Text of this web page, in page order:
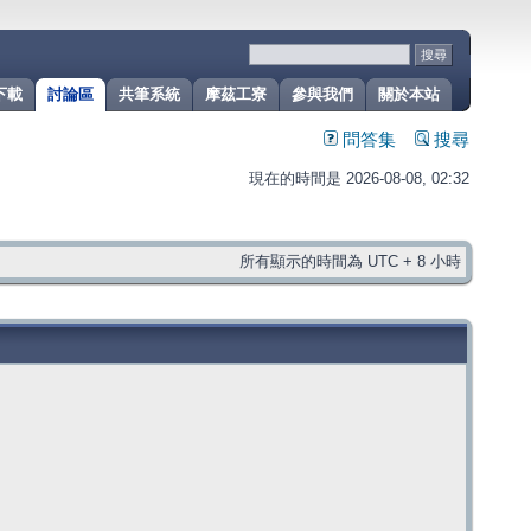
關於本站
參與我們
摩茲工寮
共筆系統
討論區
載
問答集 搜尋
現在的時間是 2026-08-08, 02:32
所有顯示的時間為 UTC + 8 小時